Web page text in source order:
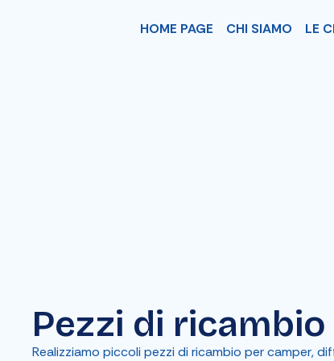
HOME PAGE CHI SIAMO LE
Pezzi di
Realizziamo piccoli pezzi di ricambio per